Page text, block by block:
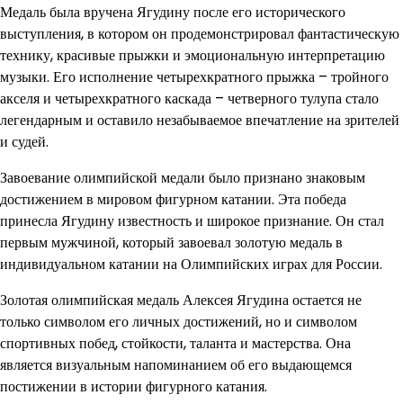
Медаль была вручена Ягудину после его исторического
выступления, в котором он продемонстрировал фантастическую
технику, красивые прыжки и эмоциональную интерпретацию
музыки. Его исполнение четырехкратного прыжка – тройного
акселя и четырехкратного каскада – четверного тулупа стало
легендарным и оставило незабываемое впечатление на зрителей
и судей.
Завоевание олимпийской медали было признано знаковым
достижением в мировом фигурном катании. Эта победа
принесла Ягудину известность и широкое признание. Он стал
первым мужчиной, который завоевал золотую медаль в
индивидуальном катании на Олимпийских играх для России.
Золотая олимпийская медаль Алексея Ягудина остается не
только символом его личных достижений, но и символом
спортивных побед, стойкости, таланта и мастерства. Она
является визуальным напоминанием об его выдающемся
постижении в истории фигурного катания.